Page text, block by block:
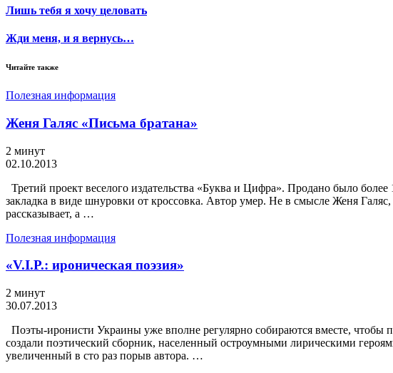
Лишь тебя я хочу целовать
Жди меня, и я вернусь…
Читайте также
Полезная информация
Женя Галяс «Письма братана»
2 минут
02.10.2013
Третий проект веселого издательства «Буква и Цифра». Продано было
закладка в виде шнуровки от кроссовка. Автор умер. Не в смысле Женя
рассказывает, а …
Полезная информация
«V.I.P.: ироническая поэзия»
2 минут
30.07.2013
Поэты-иронисти Украины уже вполне регулярно собираются вместе, чтобы
создали поэтический сборник, населенный остроумными лирическими
увеличенный в сто раз порыв автора. …